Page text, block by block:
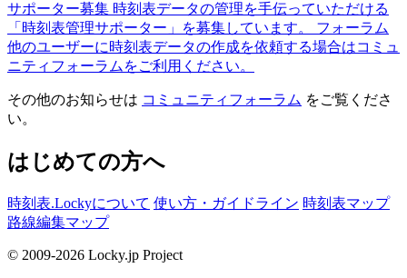
サポーター募集 時刻表データの管理を手伝っていただける
「時刻表管理サポーター」を募集しています。
フォーラム
他のユーザーに時刻表データの作成を依頼する場合はコミュ
ニティフォーラムをご利用ください。
その他のお知らせは コミュニティフォーラム をご覧くださ
い。
はじめての方へ
時刻表.Lockyについて 使い方・ガイドライン 時刻表マップ
路線編集マップ
© 2009-2026 Locky.jp Project